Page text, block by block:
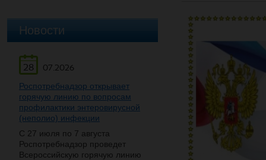
Новости
28
07.2026
Роспотребнадзор открывает
горячую линию по вопросам
профилактики энтеровирусной
(неполио) инфекции
С 27 июля по 7 августа
Роспотребнадзор проведет
Всероссийскую горячую линию